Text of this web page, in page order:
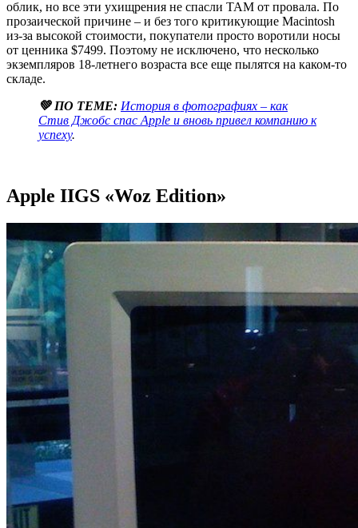
облик, но все эти ухищрения не спасли TAM от провала. По
прозаической причине – и без того критикующие Macintosh
из-за высокой стоимости, покупатели просто воротили носы
от ценника $7499. Поэтому не исключено, что несколько
экземпляров 18-летнего возраста все еще пылятся на каком-то
складе.
💚 ПО ТЕМЕ: История в фотографиях – как
Стив Джобс спас Apple и вновь привел компанию к
успеху.
Apple IIGS «Woz Edition»